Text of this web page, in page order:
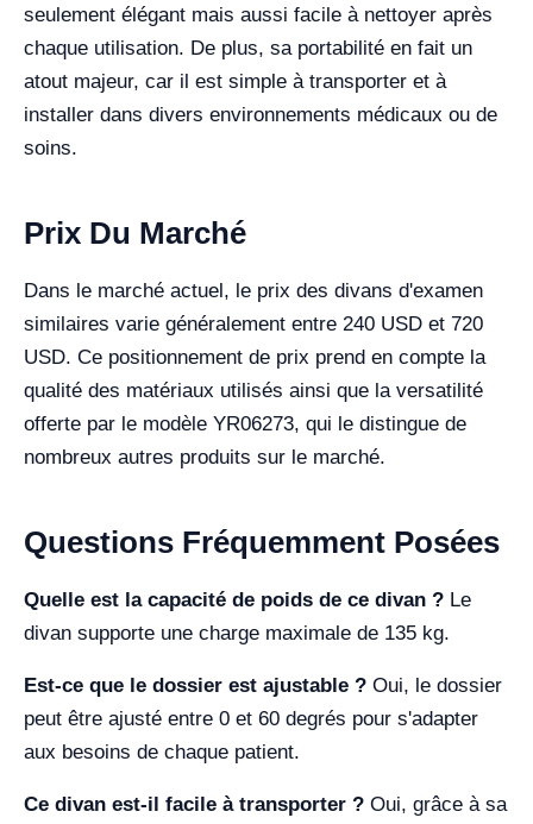
seulement élégant mais aussi facile à nettoyer après
chaque utilisation. De plus, sa portabilité en fait un
atout majeur, car il est simple à transporter et à
installer dans divers environnements médicaux ou de
soins.
Prix Du Marché
Dans le marché actuel, le prix des divans d'examen
similaires varie généralement entre 240 USD et 720
USD. Ce positionnement de prix prend en compte la
qualité des matériaux utilisés ainsi que la versatilité
offerte par le modèle YR06273, qui le distingue de
nombreux autres produits sur le marché.
Questions Fréquemment Posées
Quelle est la capacité de poids de ce divan ? Le
divan supporte une charge maximale de 135 kg.
Est-ce que le dossier est ajustable ? Oui, le dossier
peut être ajusté entre 0 et 60 degrés pour s'adapter
aux besoins de chaque patient.
Ce divan est-il facile à transporter ? Oui, grâce à sa